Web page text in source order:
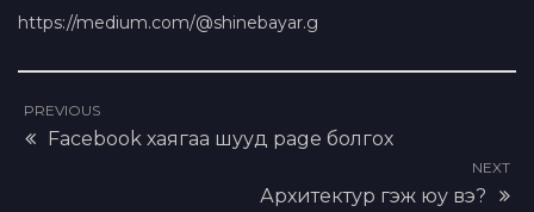
https://medium.com/@shinebayar.g
PREVIOUS
Facebook хаягаа шууд page болгох
NEXT
Архитектур гэж юу вэ?